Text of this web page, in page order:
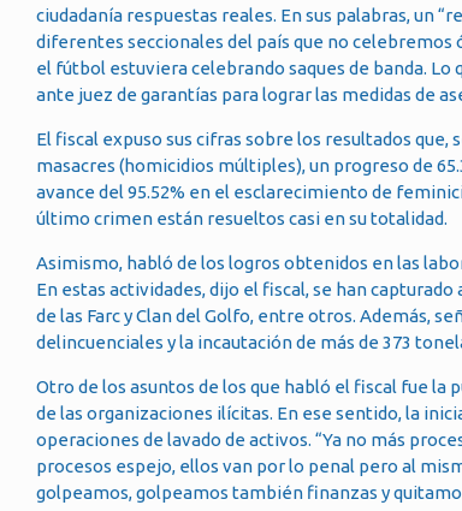
ciudadanía respuestas reales. En sus palabras, un
diferentes seccionales del país que no celebremos
el fútbol estuviera celebrando saques de banda.
ante juez de garantías para lograr las medidas de
El fiscal expuso sus cifras sobre los resultados que,
masacres (homicidios múltiples), un progreso de
avance del 95.52% en el esclarecimiento de
último crimen están resueltos casi en su totalidad.
Asimismo, habló de los logros obtenidos en las
En estas actividades, dijo el fiscal, se han
de las Farc y Clan del Golfo, entre otros. Además,
delincuenciales y la incautación de más de 373
Otro de los asuntos de los que habló el fiscal fue
de las organizaciones ilícitas. En ese sentido, la
operaciones de lavado de activos. “Ya no más
procesos espejo, ellos van por lo penal pero al
golpeamos, golpeamos también finanzas y